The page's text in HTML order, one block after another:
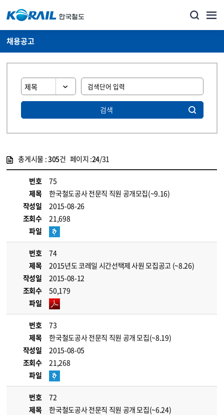
채용공고
검색
총게시물 :305건 페이지 :24/31
번호
75
제목
한국철도공사 전문직 직원 공개모집(~9.16)
작성일
2015-08-26
조회수
21,698
파일
번호
74
제목
2015년도 코레일 시간선택제 사원 모집공고 (~8.26)
작성일
2015-08-12
조회수
50,179
파일
번호
73
제목
한국철도공사 전문직 직원 공개 모집(~8.19)
작성일
2015-08-05
조회수
21,268
파일
번호
72
제목
한국철도공사 전문직 직원 공개 모집(~6.24)